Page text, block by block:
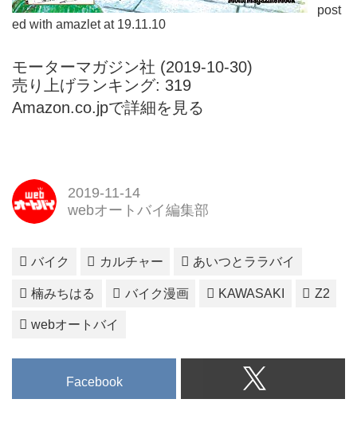
post
ed with amazletat 19.11.10
モーターマガジン社 (2019-10-30)
売り上げランキング: 319
Amazon.co.jpで詳細を見る
2019-11-14
webオートバイ編集部
バイク カルチャー あいつとララバイ
楠みちはる バイク漫画 KAWASAKI Z2
webオートバイ
Facebook